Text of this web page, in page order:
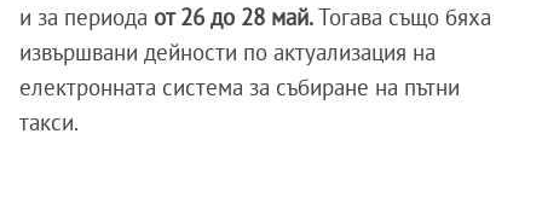
и за периода от 26 до 28 май.Тогава също бяха
извършвани дейности по актуализация на
електронната система за събиране на пътни
такси.